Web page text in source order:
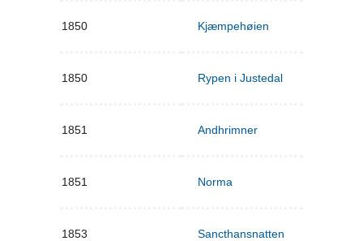
1850 Kjæmpehøien
1850 Rypen i Justedal
1851 Andhrimner
1851 Norma
1853 Sancthansnatten